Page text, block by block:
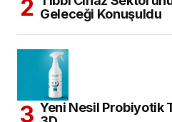
Geleceği Konuşuldu
Yeni Nesil Probiyotik